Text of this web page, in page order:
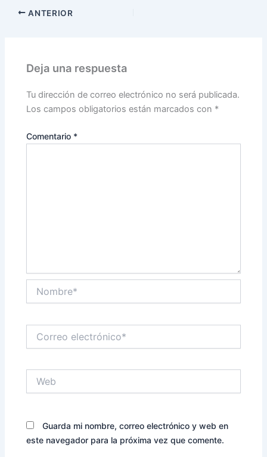
ANTERIOR
Deja una respuesta
Tu dirección de correo electrónico no será publicada.
Los campos obligatorios están marcados con *
Comentario *
electrónico*
Guarda mi nombre, correo electrónico y web en
este navegador para la próxima vez que comente.